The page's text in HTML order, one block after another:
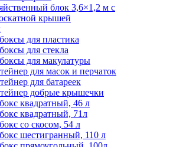
блок 3,6×1,2 м с
крышей
для пластика
для стекла
для макулатуры
для масок и перчаток
для батареек
добрые крышечки
квадратный, 46 л
квадратный, 71л
со скосом, 54 л
шестигранный, 110 л